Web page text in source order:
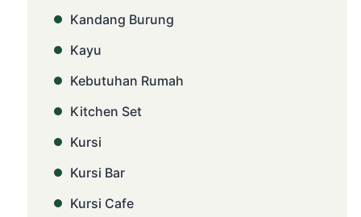
Kandang Burung
Kayu
Kebutuhan Rumah
Kitchen Set
Kursi
Kursi Bar
Kursi Cafe